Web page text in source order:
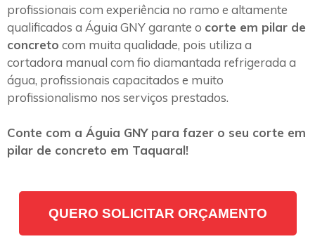
profissionais com experiência no ramo e altamente
qualificados a Águia GNY garante o corte em pilar de
concreto com muita qualidade, pois utiliza a
cortadora manual com fio diamantada refrigerada a
água, profissionais capacitados e muito
profissionalismo nos serviços prestados.
Conte com a Águia GNY para fazer o seu corte em
pilar de concreto em Taquaral!
QUERO SOLICITAR ORÇAMENTO